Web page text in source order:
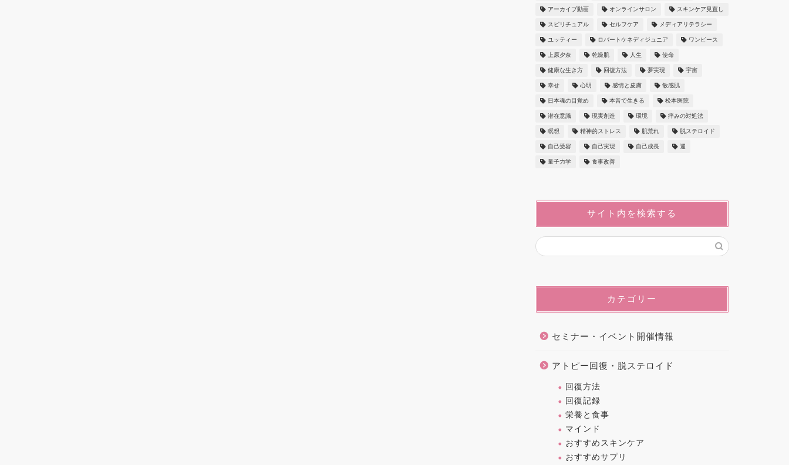
アーカイブ動画 オンラインサロン スキンケア見直し
スピリチュアル セルフケア メディアリテラシー
ユッティー ロバートケネディジュニア ワンピース
上原夕奈 乾燥肌 人生 使命
健康な生き方 回復方法 夢実現 宇宙
幸せ 心明 感情と皮膚 敏感肌
日本魂の目覚め 本音で生きる 松本医院
潜在意識 現実創造 環境 痒みの対処法
瞑想 精神的ストレス 肌荒れ 脱ステロイド
自己受容 自己実現 自己成長 運
量子力学 食事改善
サイト内を検索する
カテゴリー
セミナー・イベント開催情報
アトピー回復・脱ステロイド
回復方法
回復記録
栄養と食事
マインド
おすすめスキンケア
おすすめサプリ